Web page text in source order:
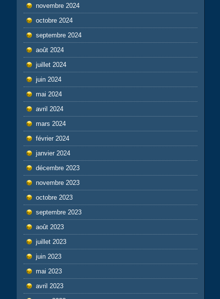
novembre 2024
octobre 2024
septembre 2024
août 2024
juillet 2024
juin 2024
mai 2024
avril 2024
mars 2024
février 2024
janvier 2024
décembre 2023
novembre 2023
octobre 2023
septembre 2023
août 2023
juillet 2023
juin 2023
mai 2023
avril 2023